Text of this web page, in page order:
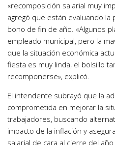
«recomposición salarial muy
agregó que están evaluando
bono de fin de año. «Algunos
empleado municipal, pero la
que la situación económica
fiesta es muy linda, el bolsillo
recomponerse», explicó.
El intendente subrayó que la
comprometida en mejorar la
trabajadores, buscando
impacto de la inflación y
salarial de cara al cierre del año.